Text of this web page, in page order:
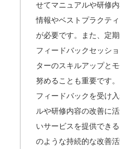
せてマニュアルや研修
情報やベストプラクテ
が必要です。また、定
フィードバックセッシ
ターのスキルアップと
努めることも重要です
フィードバックを受け
ルや研修内容の改善に
いサービスを提供でき
のような持続的な改善